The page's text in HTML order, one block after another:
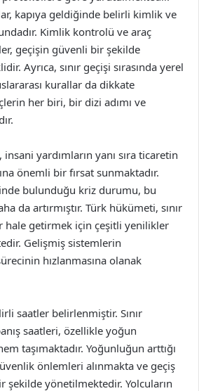
kapıya geldiğinde belirli kimlik ve
Kimlik kontrolü ve araç
geçişin güvenli bir şekilde
Ayrıca, sınır geçişi sırasında yerel
kurallar da dikkate
her biri, bir dizi adımı ve
insani yardımların yanı sıra ticaretin
önemli bir fırsat sunmaktadır.
bulunduğu kriz durumu, bu
da artırmıştır. Türk hükümeti, sınır
hale getirmek için çeşitli yenilikler
Gelişmiş sistemlerin
hızlanmasına olanak
saatler belirlenmiştir. Sınır
saatleri, özellikle yoğun
taşımaktadır. Yoğunluğun arttığı
önlemleri alınmakta ve geçiş
şekilde yönetilmektedir. Yolcuların